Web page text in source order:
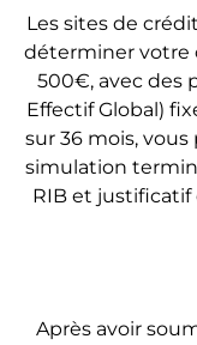
Les sites de
déterminer votre
500€, avec des
Effectif Global)
sur 36 mois,
simulation
RIB et justificatif
Après avoir